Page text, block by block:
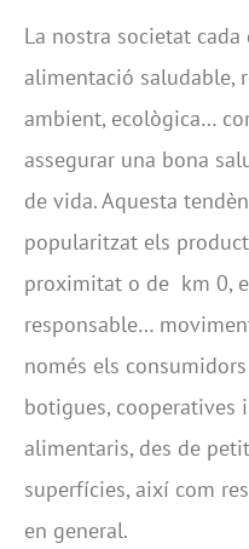
La nostra societat
alimentació saludable,
ambient, ecològica…
assegurar una bona
de vida. Aquesta
popularitzat els
proximitat o de km 0,
responsable…
només els
botigues, cooperatives
alimentaris, des de
superfícies, així com
en general.